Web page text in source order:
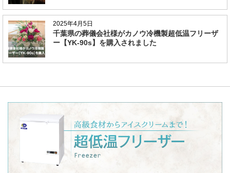
2025年4月5日
千葉県の葬儀会社様がカノウ冷機製超低温フリーザ
ー【YK-90s】を購入されました